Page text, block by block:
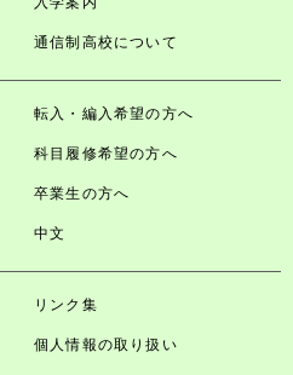
通信制高校について
転入・編入希望の方へ
科目履修希望の方へ
卒業生の方へ
中文
リンク集
個人情報の取り扱い